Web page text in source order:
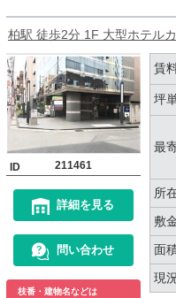
柏駅 徒歩2分 1F 大型ホテル
ID 211461
詳細を見る
問い合わせ
枝番・建物名などは
賃
坪
最
所
敷
面
現